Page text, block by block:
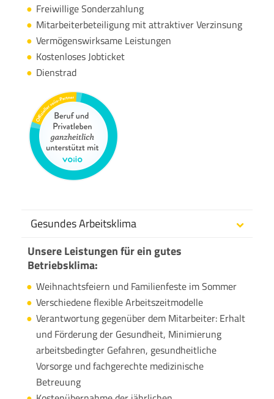
Freiwillige Sonderzahlung
Mitarbeiterbeteiligung mit attraktiver Verzinsung
Vermögenswirksame Leistungen
Kostenloses Jobticket
Dienstrad
Gesundes Arbeitsklima
Unsere Leistungen für ein gutes
Betriebsklima:
Weihnachtsfeiern und Familienfeste im Sommer
Verschiedene flexible Arbeitszeitmodelle
Verantwortung gegenüber dem Mitarbeiter: Erhalt
und Förderung der Gesundheit, Minimierung
arbeitsbedingter Gefahren, gesundheitliche
Vorsorge und fachgerechte medizinische
Betreuung